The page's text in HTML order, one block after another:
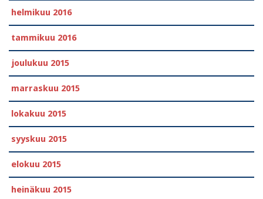
helmikuu 2016
tammikuu 2016
joulukuu 2015
marraskuu 2015
lokakuu 2015
syyskuu 2015
elokuu 2015
heinäkuu 2015